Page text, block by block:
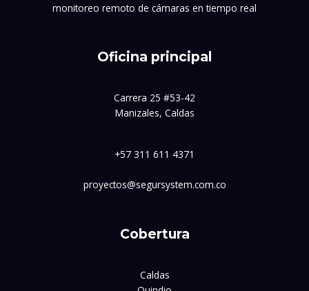
monitoreo remoto de cámaras en tiempo real
Oficina principal
Carrera 25 #53-42
Manizales, Caldas
+57 311 611 4371
proyectos@segursystem.com.co
Cobertura
Caldas